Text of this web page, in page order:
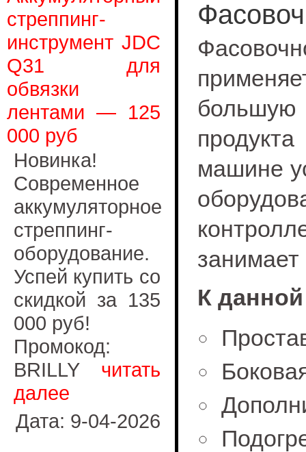
стреппинг-
инструмент JDC
Q31 для
обвязки
лентами — 125
000 руб
Новинка!
Современное
аккумуляторное
стреппинг-
оборудование.
Успей купить со
скидкой за 135
000 руб!
Промокод:
BRILLY читать
далее
Дата: 9-04-2026
машине
К